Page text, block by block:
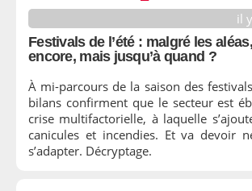
il
Festivals de l’été : malgré les
encore, mais jusqu’à quand ?
À mi-parcours de la saison des
bilans confirment que le secteur est
crise multifactorielle, à laquelle
canicules et incendies. Et va devoir
s’adapter. Décryptage.